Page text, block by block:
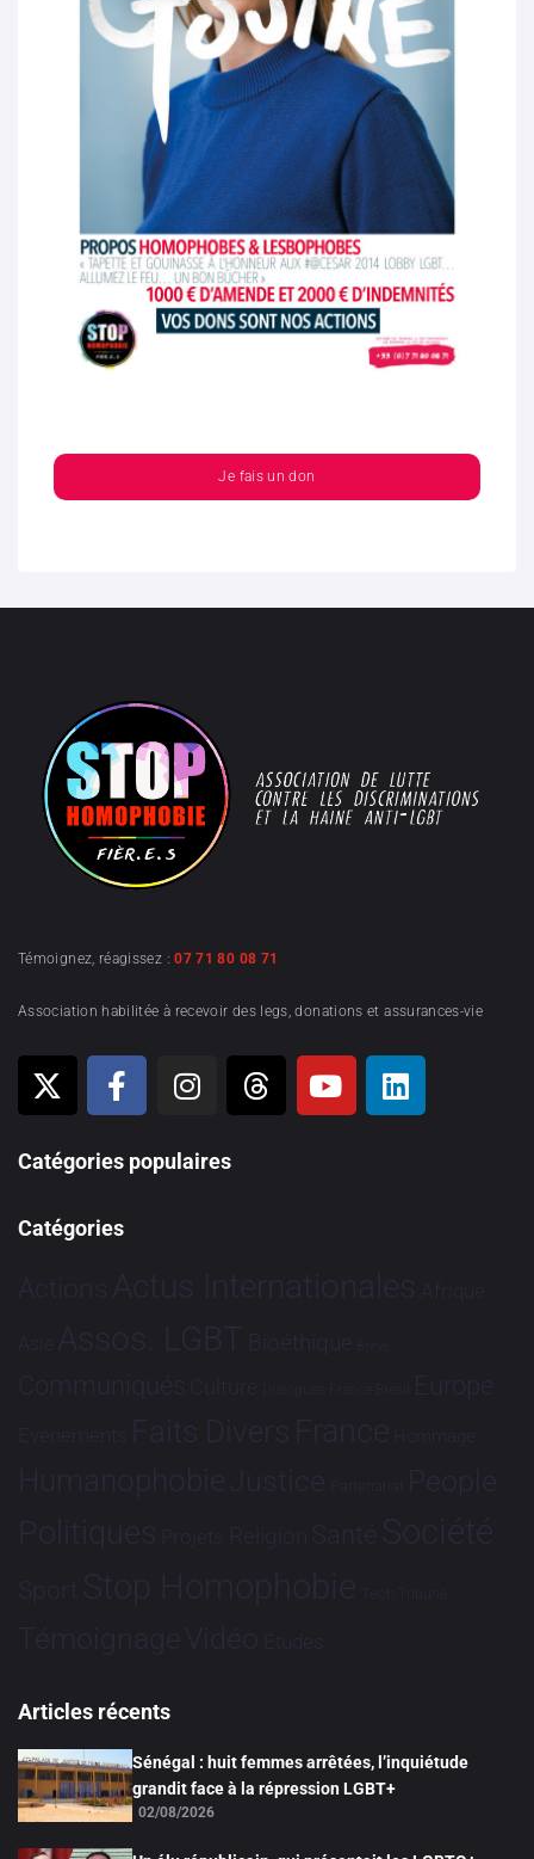
Je fais un don
Témoignez, réagissez :07 71 80 08 71
Association habilitée à recevoir des legs, donations et assurances-vie
Catégories populaires
Catégories
Actions Actus Internationales Afrique
Asie Assos. LGBT Bioéthique Brève
Communiqués Culture Dialogues France-Brésil Europe
Evénements Faits Divers France Hommage
HumanophobieJustice Partenariat People
Politiques Projets Religion Santé Société
Sport Stop Homophobie Tech Tribune
TémoignageVidéo Études
Articles récents
Sénégal : huit femmes arrêtées, l’inquiétude
grandit face à la répression LGBT+
02/08/2026